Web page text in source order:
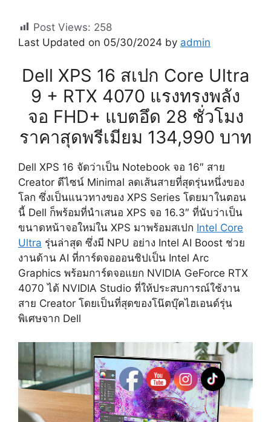
Post Views: 258
Last Updated on 05/30/2024 by admin
Dell XPS 16 สเปก Core Ultra
9 + RTX 4070 แรงทรงพลัง
จอ FHD+ แบตอึด 28 ชั่วโมง
ราคาสุดพรีเมียม 134,990 บาท
Dell XPS 16 จัดว่าเป็น Notebook จอ 16″ สาย
Creator ดีไซน์ Minimal ลดเส้นสายที่สุดรุ่นหนึ่งของ
โลก ซึ่งเป็นแนวทางของ XPS Series โดยมาในตอน
นี้ Dell ก็พร้อมที่นำเสนอ XPS จอ 16.3″ ที่นับว่าเป็น
ขนาดหน้าจอใหม่ใน XPS มาพร้อมสเปก Intel Core
Ultra รุ่นล่าสุด ซึ่งมี NPU อย่าง Intel AI Boost ช่วย
งานด้าน AI ที่การ์ดจอออนชิปเป็น Intel Arc
Graphics พร้อมการ์ดจอแยก NVIDIA GeForce RTX
4070 ได้ NVIDIA Studio ที่ให้ประสบการณ์ใช้งาน
สาย Creator โดยเป็นที่สุดของโน๊ตบุ๊คไฮเอนด์รุ่น
พิเศษจาก Dell